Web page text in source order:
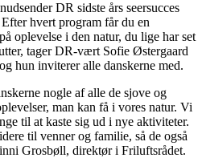
DR sidste års seersucces
hvert program får du en
oplevelse i den natur, du lige har set
tager DR-vært Sofie Østergaard
hun inviterer alle danskerne med.
nogle af alle de sjove og
man kan få i vores natur. Vi
til at kaste sig ud i nye aktiviteter.
til venner og familie, så de også
Grosbøll, direktør i Friluftsrådet.